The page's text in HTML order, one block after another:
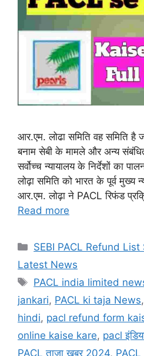
आर.एम. लोढा समिति वह समिति है
बनाम सेबी के मामले और अन्य
सर्वोच्च न्यायालय के निर्देशों का
लोढ़ा समिति को भारत के पूर्व मुख्य
आर.एम. लोढ़ा ने PACL रिफंड
Read more
Categories
SEBI PACL Refund
Latest News
Tags
PACL india limited
jankari, PACL ki taja News,
hindi, pacl refund form
online kaise kare, pacl
PACL ताजा खबर 2024, PACL